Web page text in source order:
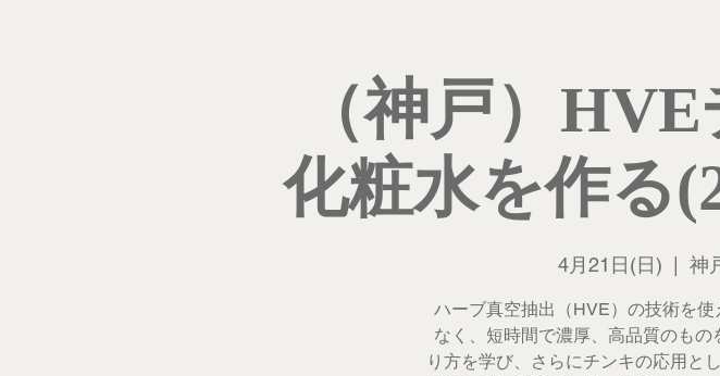
（神戸）
化粧水を作る
4月21日(日) 神
ハーブ真空抽出（HVE）の技術を
なく、短時間で濃厚、高品質のも
り方を学び、さらにチンキの応用と